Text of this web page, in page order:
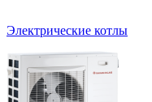
Электрические котлы